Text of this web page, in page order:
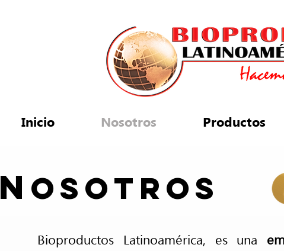
Inicio Nosotros Productos
N osotros
Bioproductos Latinoamérica, es una